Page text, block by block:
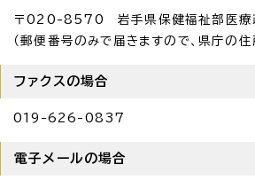
〒020-8570 岩手県保健福祉部医療
（郵便番号のみで届きますので、県庁の
ファクスの場合
019-626-0837
電子メールの場合